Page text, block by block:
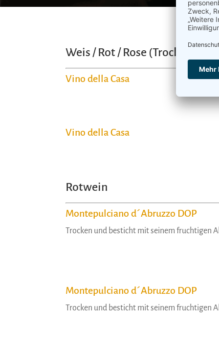
Weis / Rot / Rose (Trocken)
Vino della Casa
Vino della Casa
Rotwein
Montepulciano d´Abruzzo DOP
Trocken und besticht mit seinem fruchtigen
Montepulciano d´Abruzzo DOP
Trocken und besticht mit seinem fruchtigen